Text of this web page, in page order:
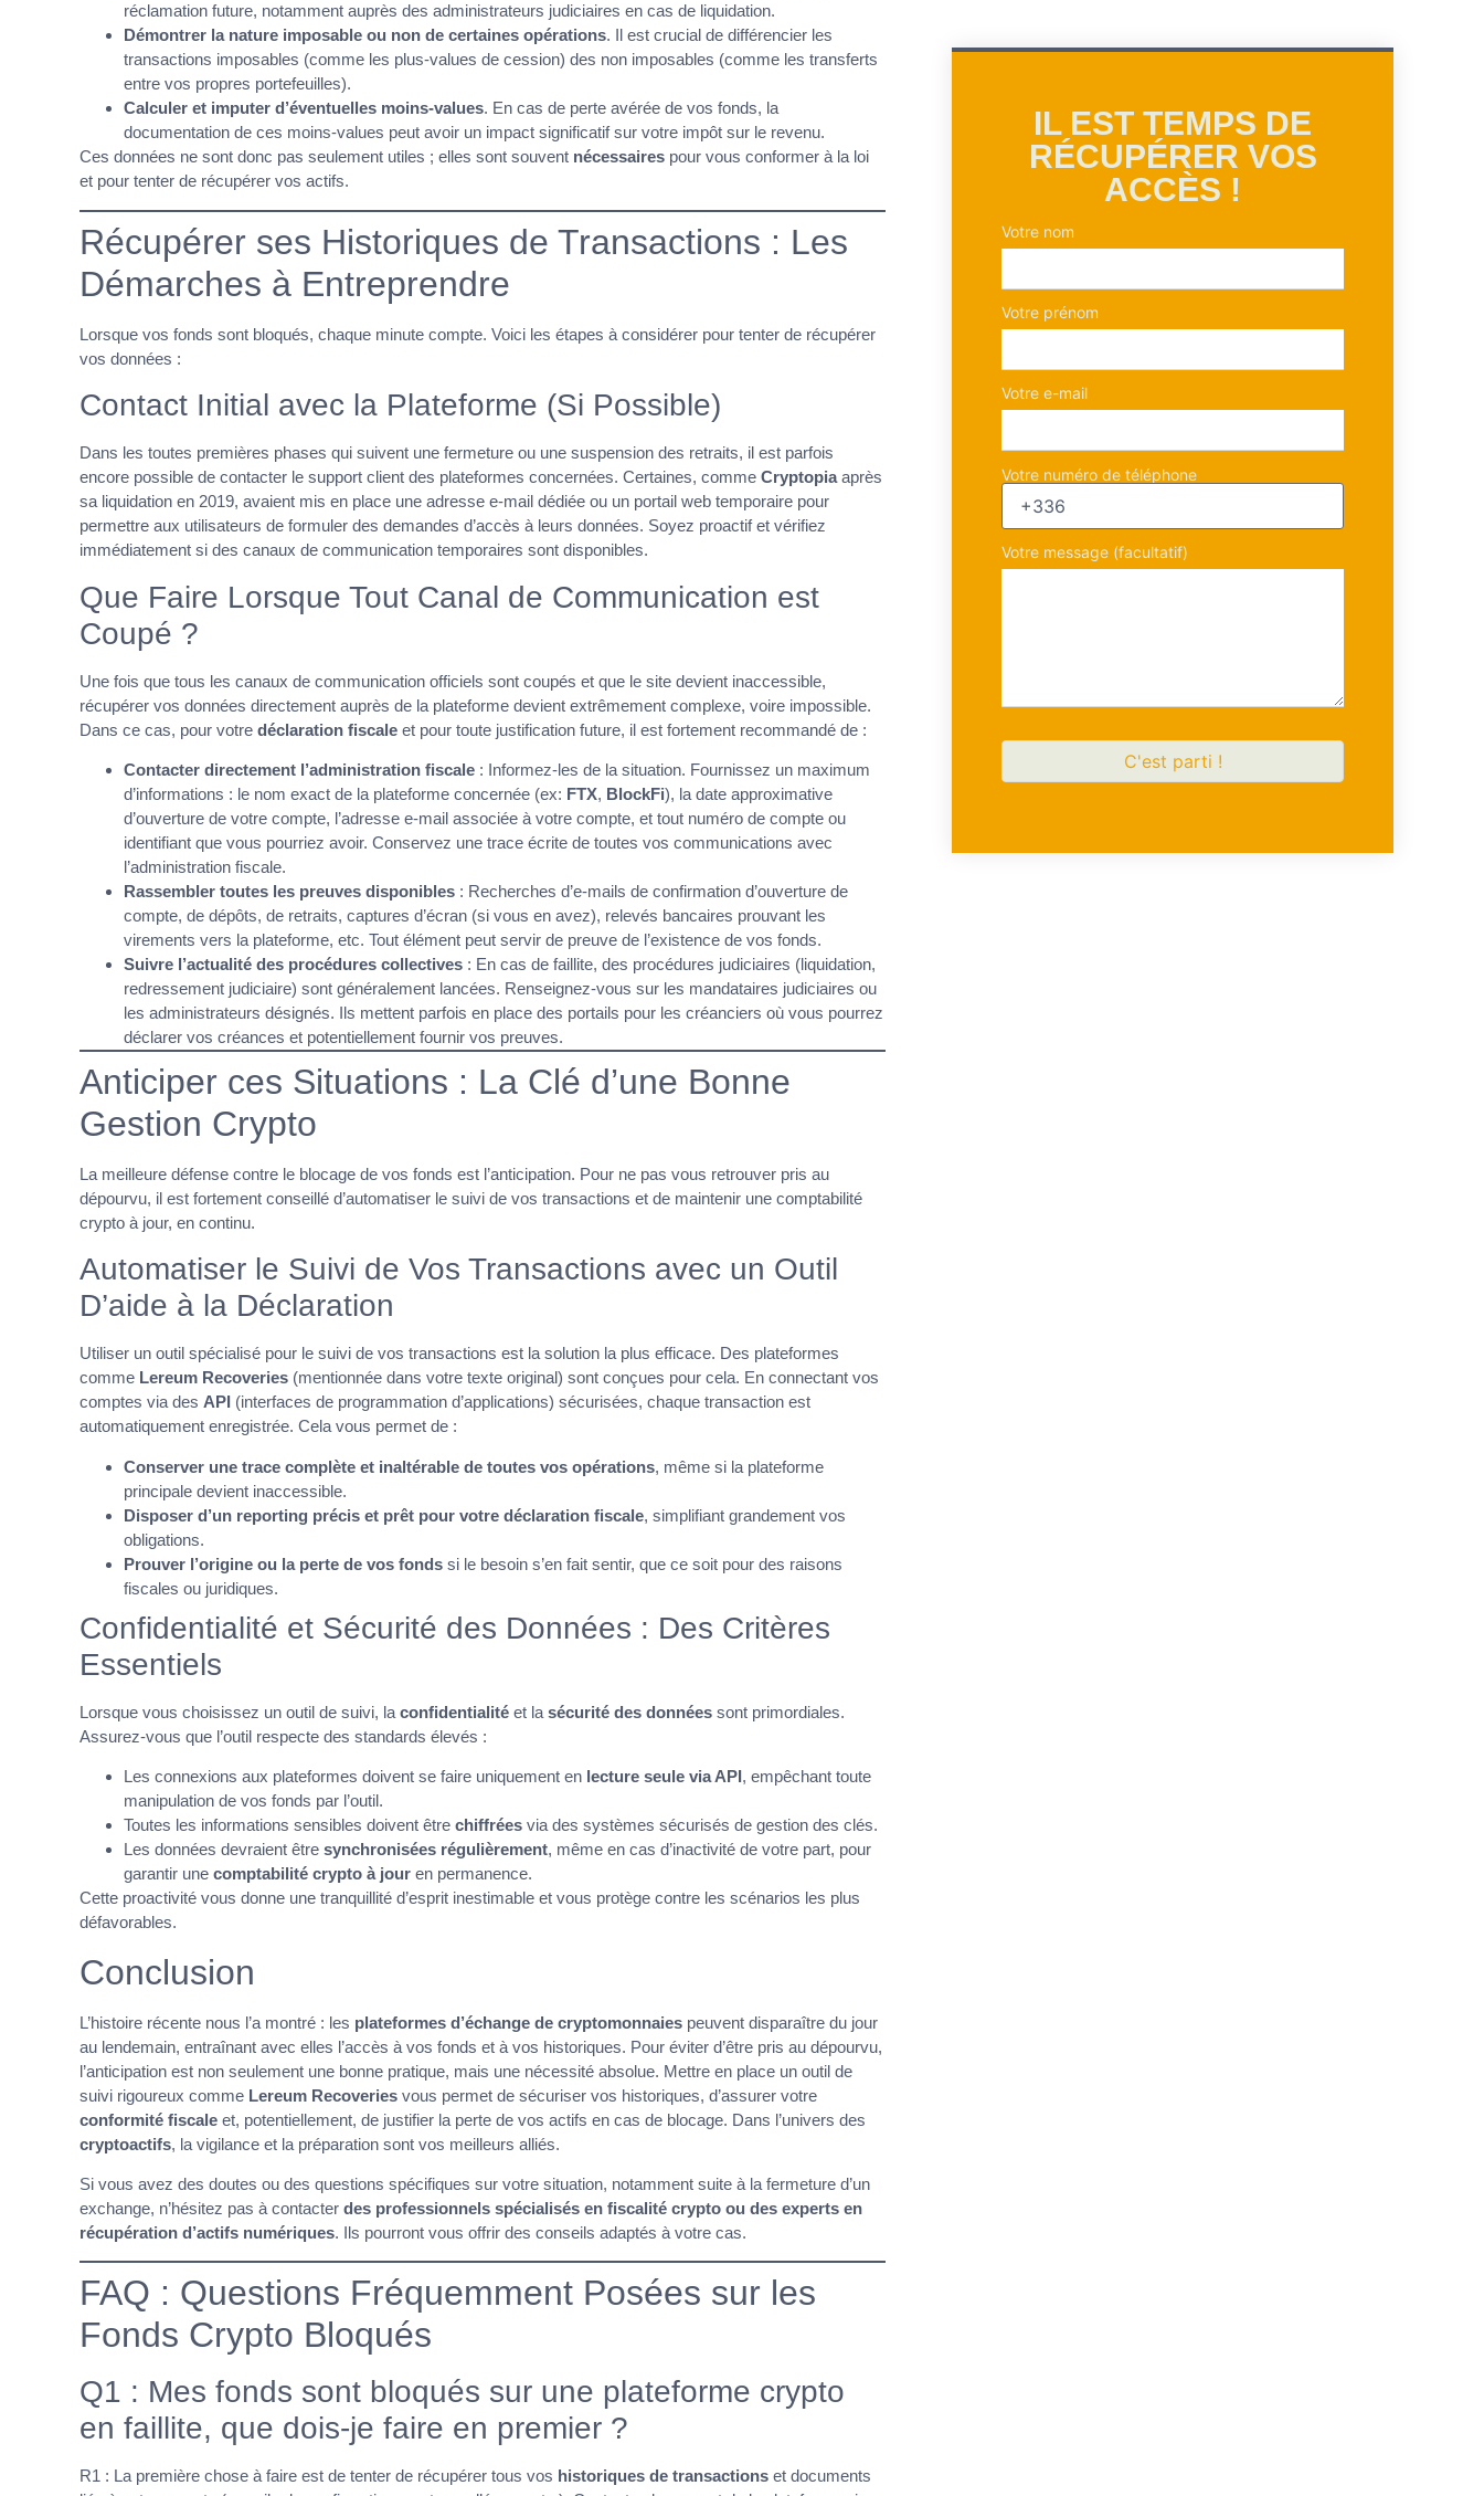
réclamation future, notamment auprès des administrateurs judiciaires en cas de liquidation.
Démontrer la nature imposable ou non de certaines opérations. Il est crucial de différencier les
transactions imposables (comme les plus-values de cession) des non imposables (comme les transferts
entre vos propres portefeuilles).
Calculer et imputer d’éventuelles moins-values. En cas de perte avérée de vos fonds, la
documentation de ces moins-values peut avoir un impact significatif sur votre impôt sur le revenu.
Ces données ne sont donc pas seulement utiles ; elles sont souvent nécessaires pour vous conformer à la loi
et pour tenter de récupérer vos actifs.
Récupérer ses Historiques de Transactions : Les
Démarches à Entreprendre
Lorsque vos fonds sont bloqués, chaque minute compte. Voici les étapes à considérer pour tenter de récupérer
vos données :
Contact Initial avec la Plateforme (Si Possible)
Dans les toutes premières phases qui suivent une fermeture ou une suspension des retraits, il est parfois
encore possible de contacter le support client des plateformes concernées. Certaines, comme Cryptopiaaprès
sa liquidation en 2019, avaient mis en place une adresse e-mail dédiée ou un portail web temporaire pour
permettre aux utilisateurs de formuler des demandes d’accès à leurs données. Soyez proactif et vérifiez
immédiatement si des canaux de communication temporaires sont disponibles.
Que Faire Lorsque Tout Canal de Communication est
Coupé ?
Une fois que tous les canaux de communication officiels sont coupés et que le site devient inaccessible,
récupérer vos données directement auprès de la plateforme devient extrêmement complexe, voire impossible.
Dans ce cas, pour votre déclaration fiscale et pour toute justification future, il est fortement recommandé de :
Contacter directement l’administration fiscale : Informez-les de la situation. Fournissez un maximum
d’informations : le nom exact de la plateforme concernée (ex: FTX, BlockFi), la date approximative
d’ouverture de votre compte, l’adresse e-mail associée à votre compte, et tout numéro de compte ou
identifiant que vous pourriez avoir. Conservez une trace écrite de toutes vos communications avec
l’administration fiscale.
Rassembler toutes les preuves disponibles : Recherches d’e-mails de confirmation d’ouverture de
compte, de dépôts, de retraits, captures d’écran (si vous en avez), relevés bancaires prouvant les
virements vers la plateforme, etc. Tout élément peut servir de preuve de l’existence de vos fonds.
Suivre l’actualité des procédures collectives : En cas de faillite, des procédures judiciaires (liquidation,
redressement judiciaire) sont généralement lancées. Renseignez-vous sur les mandataires judiciaires ou
les administrateurs désignés. Ils mettent parfois en place des portails pour les créanciers où vous pourrez
déclarer vos créances et potentiellement fournir vos preuves.
Anticiper ces Situations : La Clé d’une Bonne
Gestion Crypto
La meilleure défense contre le blocage de vos fonds est l’anticipation. Pour ne pas vous retrouver pris au
dépourvu, il est fortement conseillé d’automatiser le suivi de vos transactions et de maintenir une comptabilité
crypto à jour, en continu.
Automatiser le Suivi de Vos Transactions avec un Outil
D’aide à la Déclaration
Utiliser un outil spécialisé pour le suivi de vos transactions est la solution la plus efficace. Des plateformes
comme Lereum Recoveries (mentionnée dans votre texte original) sont conçues pour cela. En connectant vos
comptes via des API (interfaces de programmation d’applications) sécurisées, chaque transaction est
automatiquement enregistrée. Cela vous permet de :
Conserver une trace complète et inaltérable de toutes vos opérations, même si la plateforme
principale devient inaccessible.
Disposer d’un reporting précis et prêt pour votre déclaration fiscale, simplifiant grandement vos
obligations.
Prouver l’origine ou la perte de vos fonds si le besoin s’en fait sentir, que ce soit pour des raisons
fiscales ou juridiques.
Confidentialité et Sécurité des Données : Des Critères
Essentiels
Lorsque vous choisissez un outil de suivi, la confidentialité et la sécurité des données sont primordiales.
Assurez-vous que l’outil respecte des standards élevés :
Les connexions aux plateformes doivent se faire uniquement en lecture seule via API, empêchant toute
manipulation de vos fonds par l’outil.
Toutes les informations sensibles doivent être chiffrées via des systèmes sécurisés de gestion des clés.
Les données devraient être synchronisées régulièrement, même en cas d’inactivité de votre part, pour
garantir une comptabilité crypto à jour en permanence.
Cette proactivité vous donne une tranquillité d’esprit inestimable et vous protège contre les scénarios les plus
défavorables.
Conclusion
L’histoire récente nous l’a montré : les plateformes d’échange de cryptomonnaies peuvent disparaître du jour
au lendemain, entraînant avec elles l’accès à vos fonds et à vos historiques. Pour éviter d’être pris au dépourvu,
l’anticipation est non seulement une bonne pratique, mais une nécessité absolue. Mettre en place un outil de
suivi rigoureux comme Lereum Recoveries vous permet de sécuriser vos historiques, d’assurer votre
conformité fiscale et, potentiellement, de justifier la perte de vos actifs en cas de blocage. Dans l’univers des
cryptoactifs, la vigilance et la préparation sont vos meilleurs alliés.
Si vous avez des doutes ou des questions spécifiques sur votre situation, notamment suite à la fermeture d’un
exchange, n’hésitez pas à contacter des professionnels spécialisés en fiscalité crypto ou des experts en
récupération d’actifs numériques. Ils pourront vous offrir des conseils adaptés à votre cas.
FAQ : Questions Fréquemment Posées sur les
Fonds Crypto Bloqués
Q1 : Mes fonds sont bloqués sur une plateforme crypto
en faillite, que dois-je faire en premier ?
R1 : La première chose à faire est de tenter de récupérer tous vos historiques de transactions et documents
IL EST TEMPS DE
RÉCUPÉRER VOS
ACCÈS !
Votre nom
Votre prénom
Votre e-mail
Votre numéro de téléphone
Votre message (facultatif)